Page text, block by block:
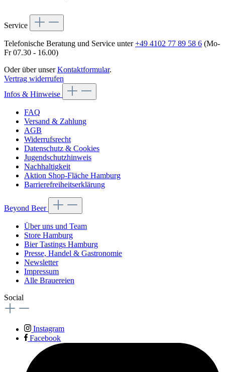
Service
Telefonische Beratung und Service unter+49 4102 77 89 58 6 (Mo-
Fr 07.30 - 16.00)
Oder über unserKontaktformular.
Vertrag widerrufen
Infos & Hinweise
FAQ
Versand & Zahlung
AGB
Widerrufsrecht
Datenschutz & Cookies
Jugendschutzhinweis
Nachhaltigkeit
Aktion Shop-Fläche Hamburg
Barrierefreiheitserklärung
Beyond Beer
Über uns und Team
Store Hamburg
Bier Tastings Hamburg
Presse, Handel & Gastronomie
Newsletter
Impressum
Alle Brauereien
Social
Instagram
Facebook